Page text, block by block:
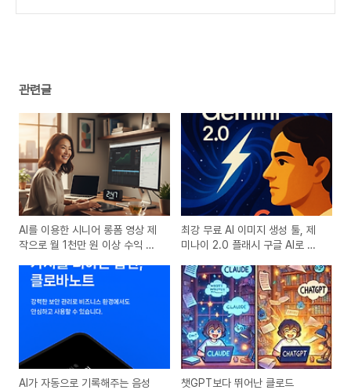
관련글
AI를 이용한 시니어 롱폼 영상 제
작으로 월 1천만 원 이상 수익 내
최강 무료 AI 이미지 생성 툴, 제
미나이 2.0 플래시 구글 AI로 이
AI가 자동으로 기록해주는 음성
챗GPT보다 뛰어난 클로드